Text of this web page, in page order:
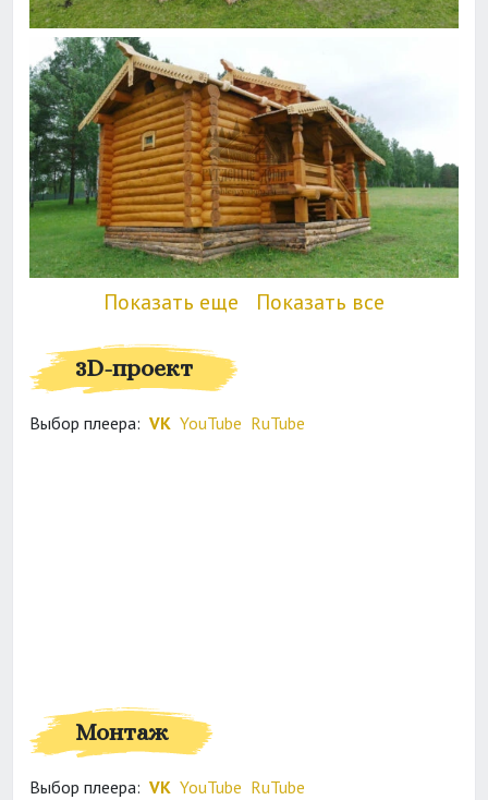
Показать еще Показать все
3D-проект
Выбор плеера: VK YouTube RuTube
Монтаж
Выбор плеера: VK YouTube RuTube